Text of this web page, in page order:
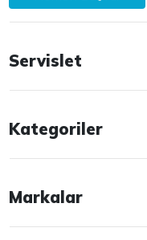
Servislet
Kategoriler
Markalar